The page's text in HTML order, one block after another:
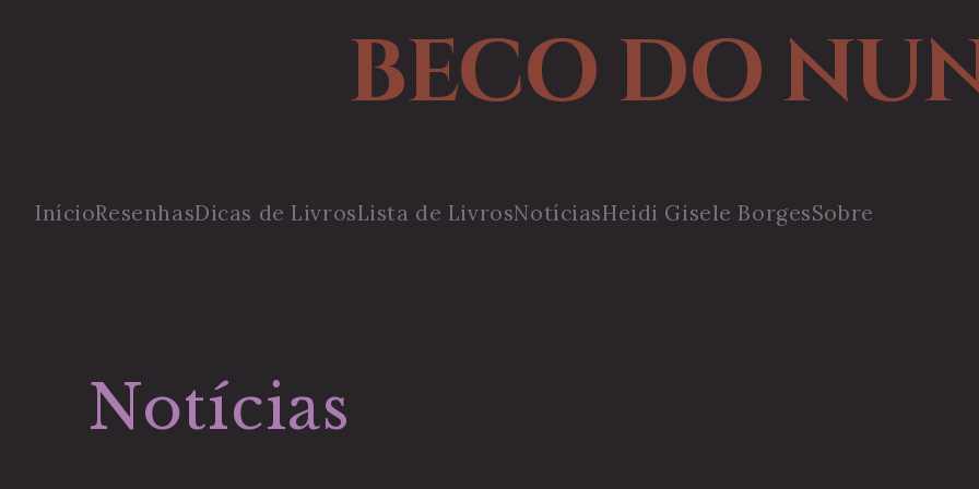
BECO DO
InícioResenhasDicas de LivrosLista de LivrosNotíciasHeidi Gisele BorgesSobre
Notícias